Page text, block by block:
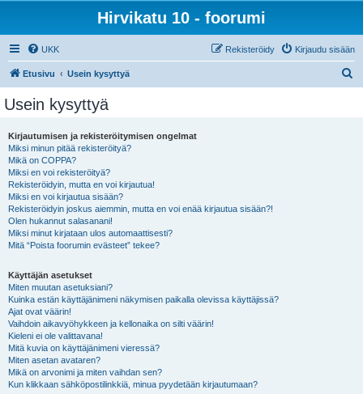
Hirvikatu 10 - foorumi
UKK Kirjaudu sisään
Rekisteröidy
Etusivu Usein kysyttyä
Usein kysyttyä
Kirjautumisen ja rekisteröitymisen ongelmat
Miksi minun pitää rekisteröityä?
Mikä on COPPA?
Miksi en voi rekisteröityä?
Rekisteröidyin, mutta en voi kirjautua!
Miksi en voi kirjautua sisään?
Rekisteröidyin joskus aiemmin, mutta en voi enää kirjautua sisään?!
Olen hukannut salasanani!
Miksi minut kirjataan ulos automaattisesti?
Mitä “Poista foorumin evästeet” tekee?
Käyttäjän asetukset
Miten muutan asetuksiani?
Kuinka estän käyttäjänimeni näkymisen paikalla olevissa käyttäjissä?
Ajat ovat väärin!
Vaihdoin aikavyöhykkeen ja kellonaika on silti väärin!
Kieleni ei ole valittavana!
Mitä kuvia on käyttäjänimeni vieressä?
Miten asetan avataren?
Mikä on arvonimi ja miten vaihdan sen?
Kun klikkaan sähköpostilinkkiä, minua pyydetään kirjautumaan?